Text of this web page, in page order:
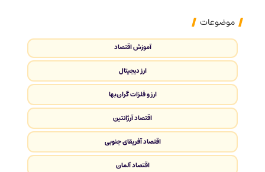
موضوعات
آموزش اقتصاد
ارز دیجیتال
ارز و فلزات گران‌بها
اقتصاد آرژانتین
اقتصاد آفریقای جنوبی
اقتصاد آلمان